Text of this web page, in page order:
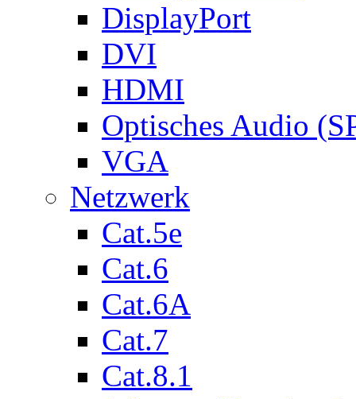
DisplayPort
DVI
HDMI
Optisches Audio
VGA
Netzwerk
Cat.5e
Cat.6
Cat.6A
Cat.7
Cat.8.1